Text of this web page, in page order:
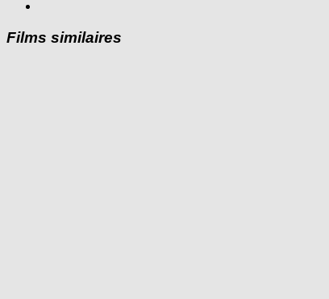
Films similaires